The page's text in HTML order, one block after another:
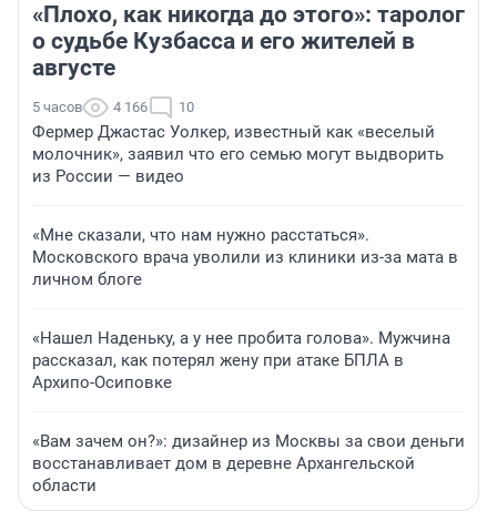
«Плохо, как никогда до этого»: таролог
о судьбе Кузбасса и его жителей в
августе
5 часов 4 166 10
Фермер Джастас Уолкер, известный как «веселый
молочник», заявил что его семью могут выдворить
из России — видео
«Мне сказали, что нам нужно расстаться».
Московского врача уволили из клиники из-за мата в
личном блоге
«Нашел Наденьку, а у нее пробита голова». Мужчина
рассказал, как потерял жену при атаке БПЛА в
Архипо-Осиповке
«Вам зачем он?»: дизайнер из Москвы за свои деньги
восстанавливает дом в деревне Архангельской
области